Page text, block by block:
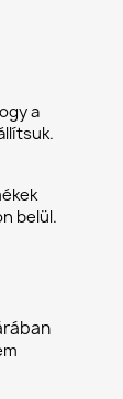
a
belül.